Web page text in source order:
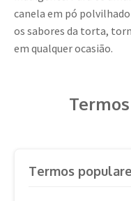
canela em pó
os sabores da torta,
em qualquer ocasião.
Termos